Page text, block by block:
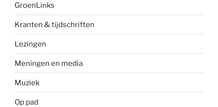
GroenLinks
Kranten & tijdschriften
Lezingen
Meningen en media
Muziek
Op pad